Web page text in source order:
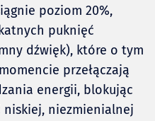
poziom 20%,
puknięć
dźwięk), które o tym
przełączają
energii, blokując
niskiej, niezmienialnej